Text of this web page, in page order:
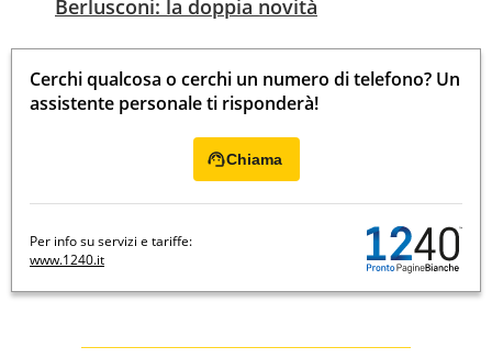
Berlusconi: la doppia novità
Cerchi qualcosa o cerchi un numero di telefono? Un
assistente personale ti risponderà!
Chiama
Per info su servizi e tariffe:
www.1240.it